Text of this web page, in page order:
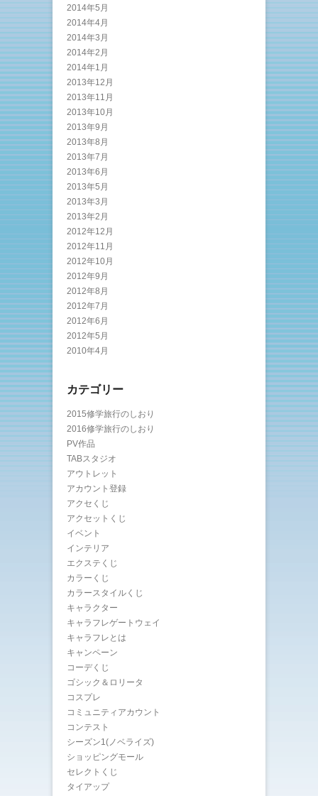
2014年5月
2014年4月
2014年3月
2014年2月
2014年1月
2013年12月
2013年11月
2013年10月
2013年9月
2013年8月
2013年7月
2013年6月
2013年5月
2013年3月
2013年2月
2012年12月
2012年11月
2012年10月
2012年9月
2012年8月
2012年7月
2012年6月
2012年5月
2010年4月
カテゴリー
2015修学旅行のしおり
2016修学旅行のしおり
PV作品
TABスタジオ
アウトレット
アカウント登録
アクセくじ
アクセットくじ
イベント
インテリア
エクステくじ
カラーくじ
カラースタイルくじ
キャラクター
キャラフレゲートウェイ
キャラフレとは
キャンペーン
コーデくじ
ゴシック＆ロリータ
コスプレ
コミュニティアカウント
コンテスト
シーズン1(ノベライズ)
ショッピングモール
セレクトくじ
タイアップ